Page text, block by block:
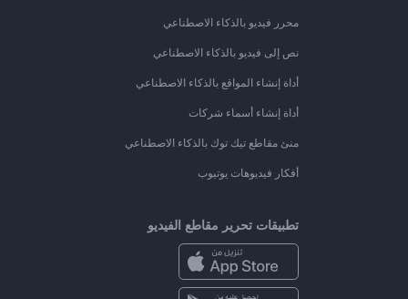
محرر فيديو بالذكاء الاصطناعي
نص إلى فيديو بالذكاء الاصطناعي
أداة إنشاء المواقع بالذكاء الاصطناعي
أداة إنشاء أسماء شركات
منئ مقاطع تيك توك بالذكاء الاصطناعي
أفكار فيديوهات يوتيوب
تطبيقات تحرير مقاطع الفيديو